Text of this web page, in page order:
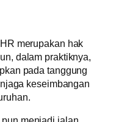
merupakan hak
dalam praktiknya,
pada tanggung
keseimbangan